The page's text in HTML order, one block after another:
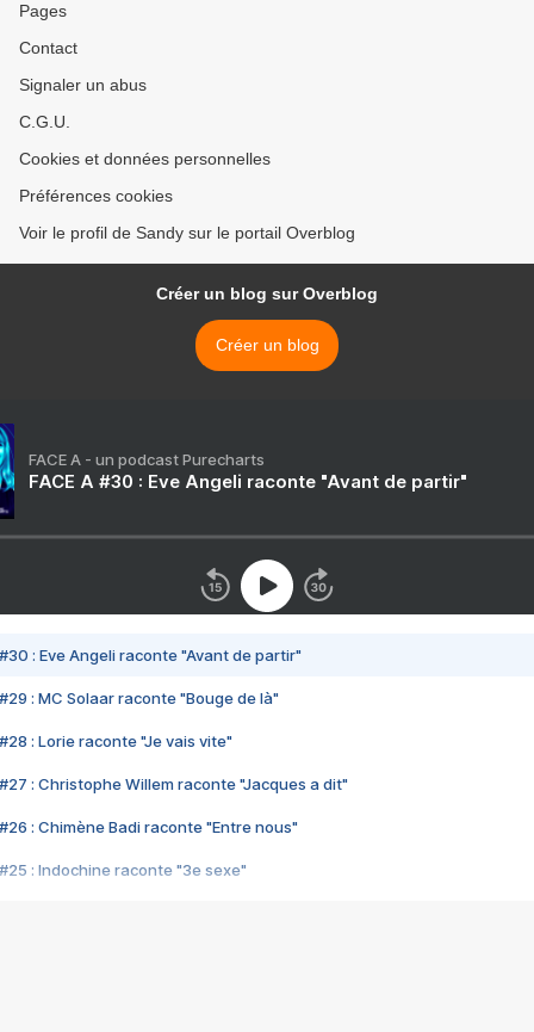
Pages
Contact
Signaler un abus
C.G.U.
Cookies et données personnelles
Préférences cookies
Voir le profil de Sandy sur le portail Overblog
Créer un blog sur Overblog
Créer un blog
FACE A - un podcast Purecharts
FACE A #30 : Eve Angeli raconte "Avant de partir"
#30 : Eve Angeli raconte "Avant de partir"
#29 : MC Solaar raconte "Bouge de là"
#28 : Lorie raconte "Je vais vite"
#27 : Christophe Willem raconte "Jacques a dit"
#26 : Chimène Badi raconte "Entre nous"
#25 : Indochine raconte "3e sexe"